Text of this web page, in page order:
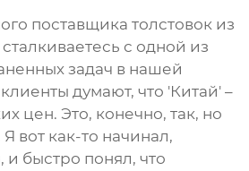
поставщикатолстовок из
с одной из
задач в нашей
думают, что 'Китай' –
цен. Это, конечно, так, но
вот как-то начинал,
и быстро понял, что